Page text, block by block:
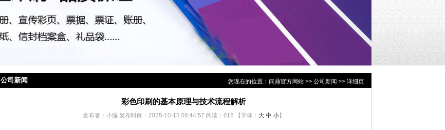
公司新闻 您现在的位置： 问鼎官方网站 >> 公司新闻 >> 详细页
彩色印刷的基本原理与技术流程解析
发布者：小编 发布时间：2025-10-13 08:44:57 阅读：616 【字体： 大 中 小】